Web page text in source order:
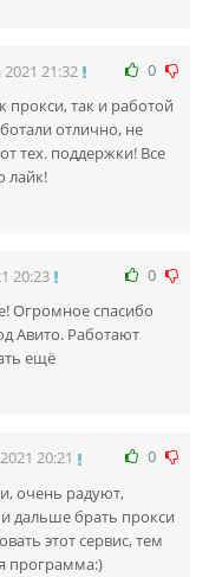
0
2021 21:32
прокси, так и работой
отлично, не
тех. поддержки! Все
лайк!
0
20:23
Огромное спасибо
Авито. Работают
ещё
0
20:21
очень радуют,
дальше брать прокси
этот сервис, тем
программа:)